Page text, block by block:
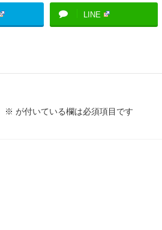
LINE
※ が付いている欄は必須項目です